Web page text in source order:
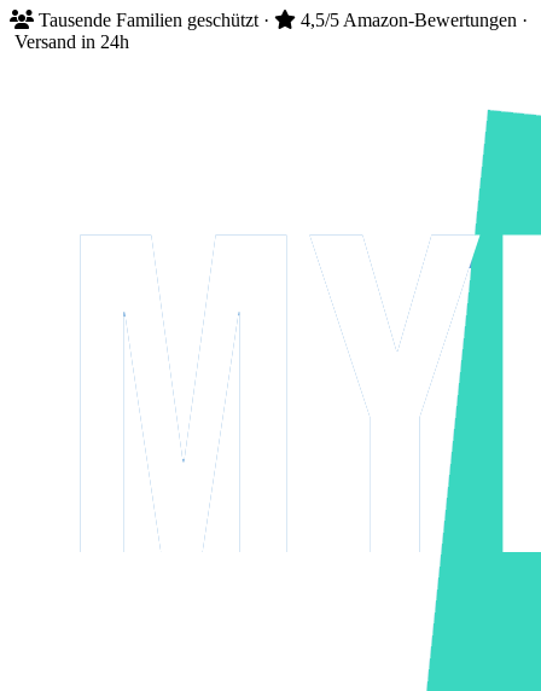
Tausende Familien geschützt · 4,5/5 Amazon-Bewertungen ·
Versand in 24h